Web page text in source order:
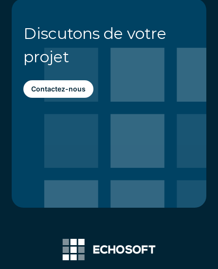
Discutons de votre
projet
Contactez-nous